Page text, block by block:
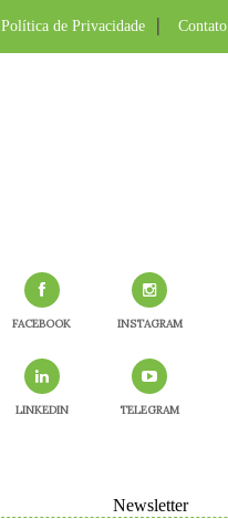
Política de Privacidade Contato
FACEBOOK INSTAGRAM
LINKEDIN TELEGRAM
Newsletter